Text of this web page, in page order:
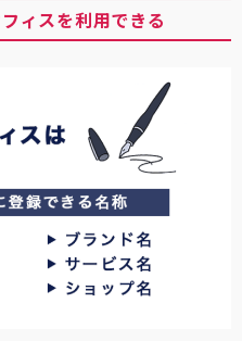
ィスを利用できる